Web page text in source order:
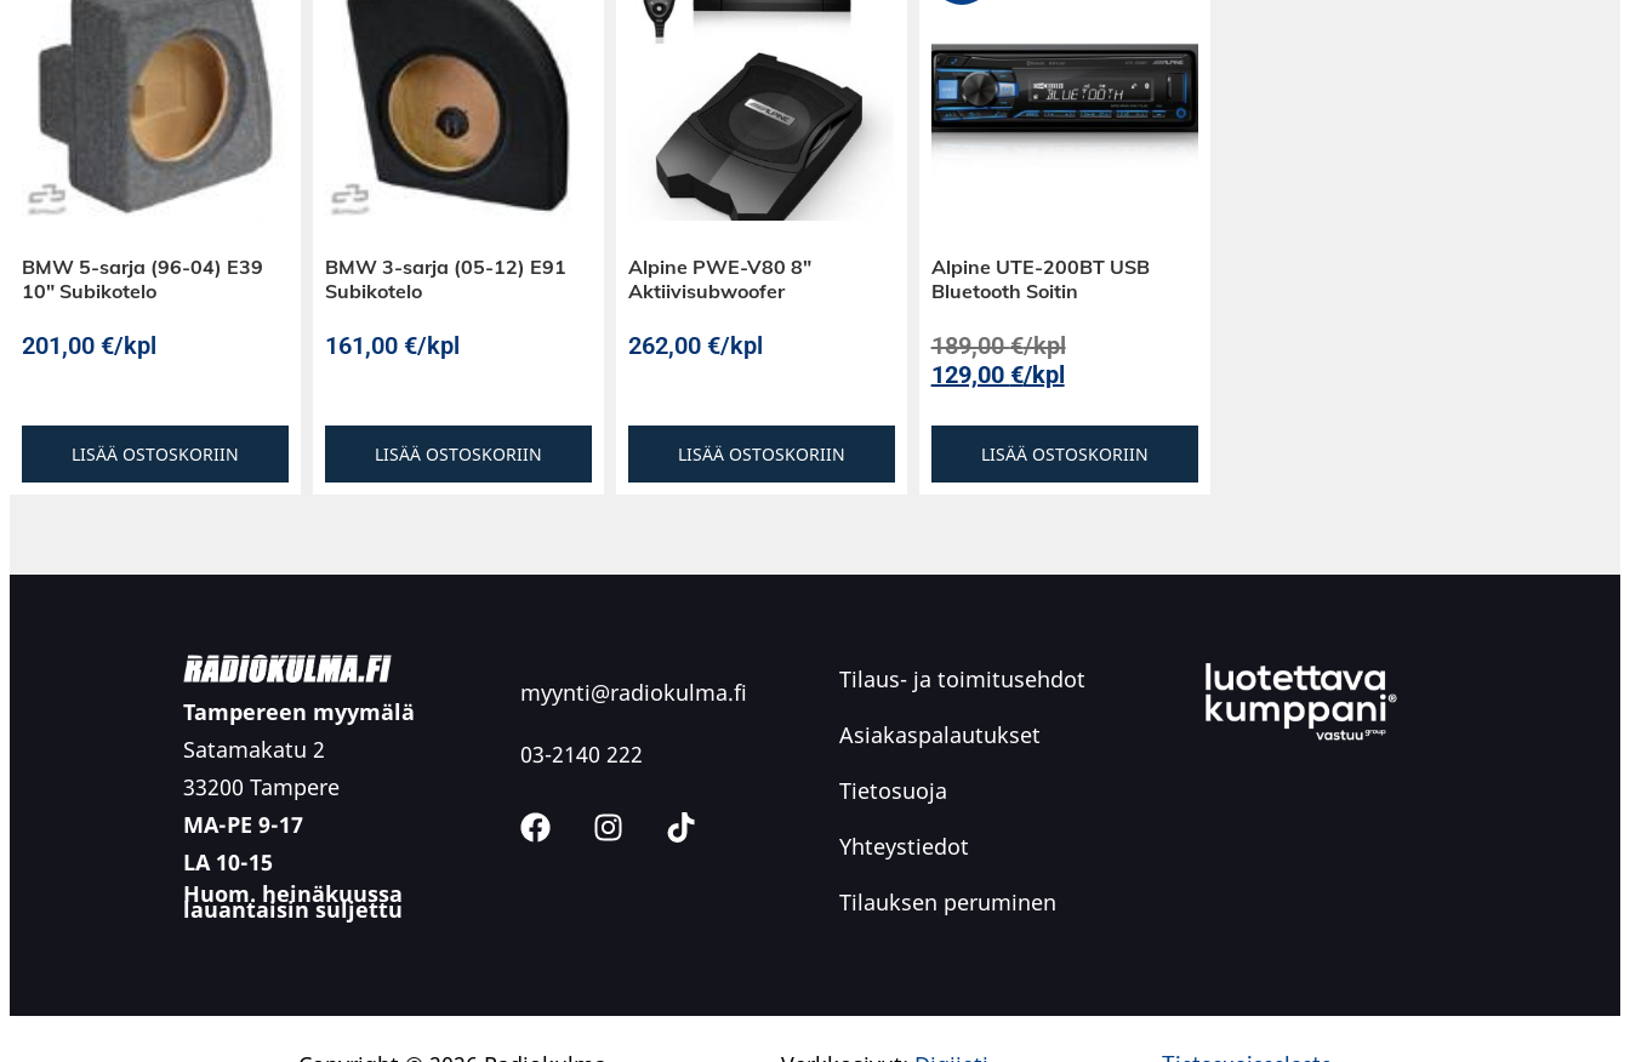
BMW 5-sarja (96-04) E39
10″ Subikotelo
201,00 €/kpl
LISÄÄ OSTOSKORIIN
BMW 3-sarja (05-12) E91
Subikotelo
161,00 €/kpl
LISÄÄ OSTOSKORIIN
Alpine PWE-V80 8″
Aktiivisubwoofer
262,00 €/kpl
LISÄÄ OSTOSKORIIN
Alpine UTE-200BT USB
Bluetooth Soitin
189,00€/kpl
129,00 €/kpl
LISÄÄ OSTOSKORIIN
Tampereen myymälä
Satamakatu 2
33200 Tampere
MA-PE 9-17
LA 10-15
Huom. heinäkuussa
lauantaisin suljettu
myynti@radiokulma.fi
03-2140 222
Tilaus- ja toimitusehdot
Asiakaspalautukset
Tietosuoja
Yhteystiedot
Tilauksen peruminen